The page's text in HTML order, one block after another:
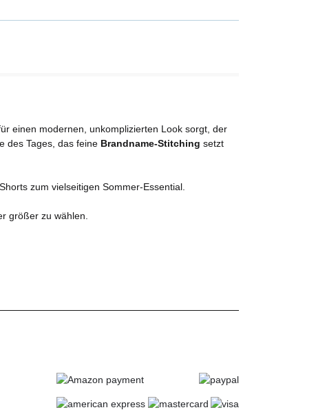
einen modernen, unkomplizierten Look sorgt, der
des Tages, das feine Brandname-Stitching setzt
zum vielseitigen Sommer-Essential.
größer zu wählen.